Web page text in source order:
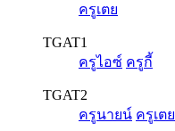
ครูเตย
TGAT1
ครูไอซ์ ครูกี้
TGAT2
ครูนายน์ ครูเตย